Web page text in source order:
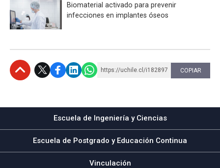
Biomaterial activado para prevenir
infecciones en implantes óseos
https://uchile.cl/i182897 COPIAR
Escuela de Ingeniería y Ciencias
Escuela de Postgrado y Educación Continua
Vinculación